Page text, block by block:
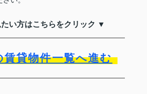
い方はこちらをクリック ▼
賃貸物件一覧へ進む